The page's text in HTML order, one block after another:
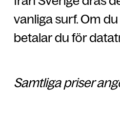
vanliga surf. Om
betalar du för
Samtliga priser